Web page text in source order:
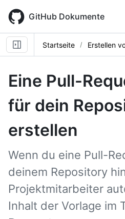
main
content
GitHub Dokumente
Startseite Erstellen
Eine Pull-
für dein
erstellen
Wenn du eine Pull-
deinem Repository
Projektmitarbeiter
Inhalt der Vorlage im